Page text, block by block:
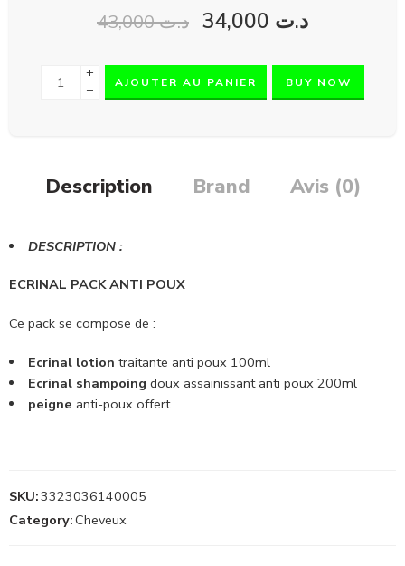
د.ت43,000 د.ت
+
−
AJOUTER AU PANIER BUY NOW
Description Brand Avis (0)
DESCRIPTION :
ECRINAL PACK ANTI POUX
Ce pack se compose de :
Ecrinal lotion traitante anti poux 100ml
Ecrinal shampoing doux assainissant anti poux 200ml
peigne anti-poux offert
SKU:3323036140005
Category:Cheveux